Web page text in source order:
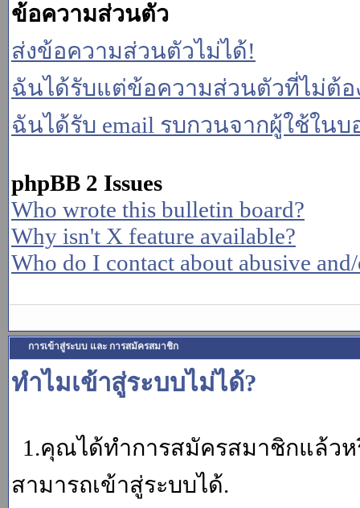
ข้อความส่วนตัว
ส่งข้อความส่วนตัวไม่ได้!
ฉันได้รับแต่ข้อความส่วนตัวที่ไม่ต้อ
ฉันได้รับ email รบกวนจากผู้ใช้ใน
phpBB 2 Issues
Who wrote this bulletin board?
Why isn't X feature available?
Who do I contact about abusive
การเข้าสู่ระบบ และ การสมัครสมาชิก
ทำไมเข้าสู่ระบบไม่ได้?
1.คุณได้ทำการสมัครสมาชิกแล้ว
สามารถเข้าสู่ระบบได้.